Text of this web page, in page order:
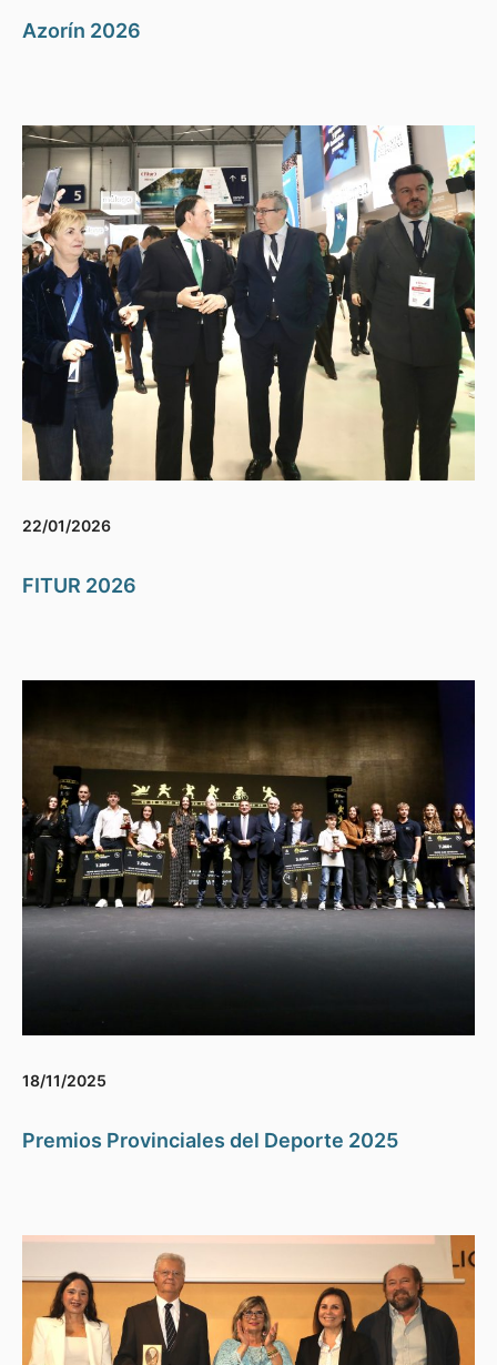
Azorín 2026
22/01/2026
FITUR 2026
18/11/2025
Premios Provinciales del Deporte 2025